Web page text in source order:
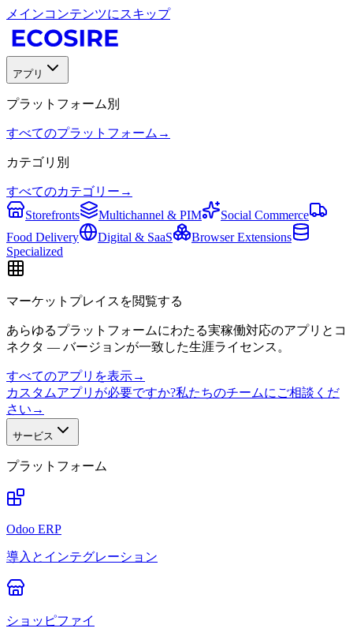
メインコンテンツにスキップ
アプリ
プラットフォーム別
すべてのプラットフォーム →
カテゴリ別
すべてのカテゴリー →
Storefronts
Multichannel & PIM
Social Commerce
Food Delivery
Digital & SaaS
Browser Extensions
Specialized
マーケットプレイスを閲覧する
あらゆるプラットフォームにわたる実稼働対応のアプリとコ
ネクタ — バージョンが一致した生涯ライセンス。
すべてのアプリを表示→
カスタムアプリが必要ですか?私たちのチームにご相談くだ
さい →
サービス
プラットフォーム
Odoo ERP
導入とインテグレーション
ショッピファイ